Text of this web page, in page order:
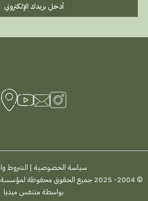
سياسة الخصوصية | الشروط
© 2004- 2025 جميع الحقوق محفوظة
بواسطة متنفس ميديا